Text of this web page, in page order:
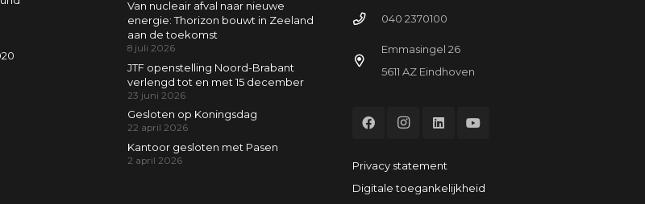
Van nucleair afval naar nieuwe
energie: Thorizon bouwt in Zeeland
aan de toekomst
8 juli 2026
JTF openstelling Noord-Brabant
verlengd tot en met 15 december
23 juni 2026
Gesloten op Koningsdag
22 april 2026
Kantoor gesloten met Pasen
2 april 2026
040 2370100
Emmasingel 26
5611 AZ Eindhoven
Privacy statement
Digitale toegankelijkheid